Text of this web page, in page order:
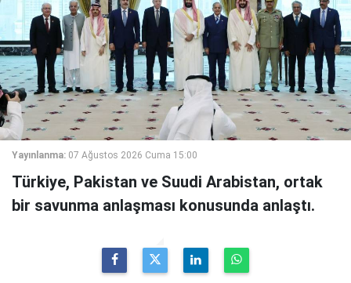
Yayınlanma: 07 Ağustos 2026 Cuma 15:00
Türkiye, Pakistan ve Suudi Arabistan, ortak
bir savunma anlaşması konusunda anlaştı.